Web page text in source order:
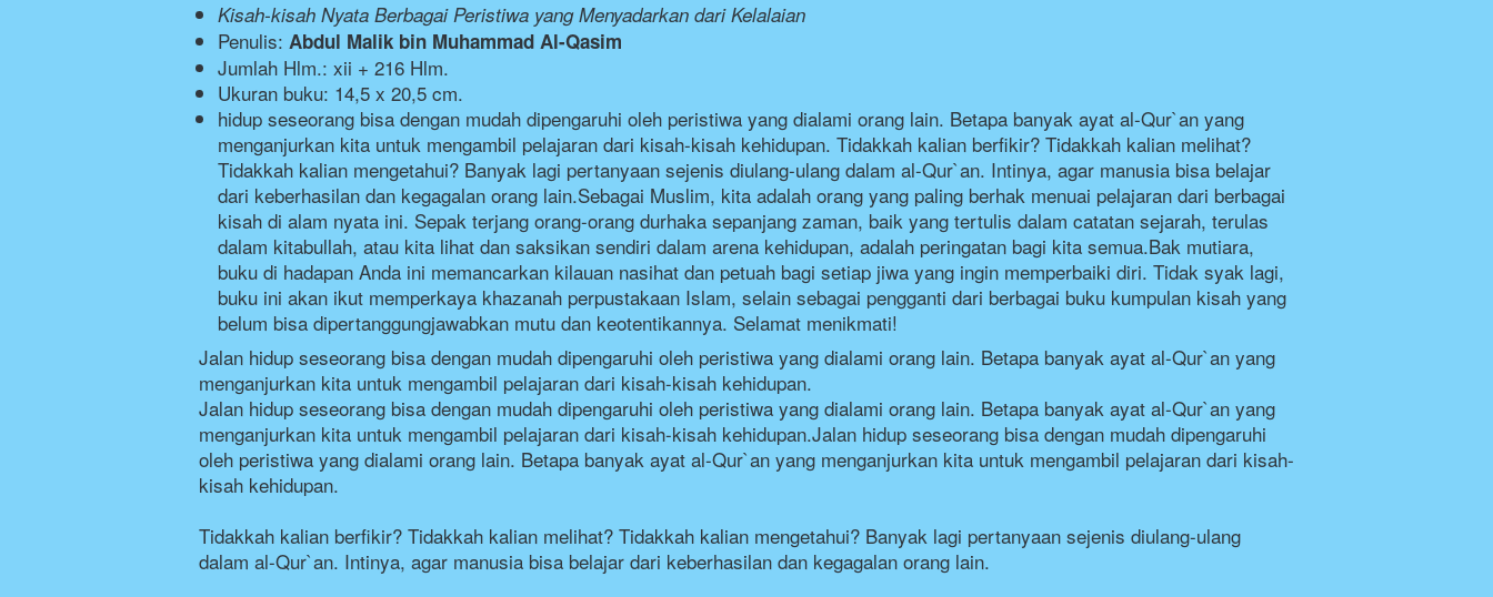
Kisah-kisah Nyata Berbagai Peristiwa yang Menyadarkan dari Kelalaian
Penulis: Abdul Malik bin Muhammad Al-Qasim
Jumlah Hlm.: xii + 216 Hlm.
Ukuran buku: 14,5 x 20,5 cm.
hidup seseorang bisa dengan mudah dipengaruhi oleh peristiwa yang dialami orang lain. Betapa banyak ayat al-Qur`an yang
menganjurkan kita untuk mengambil pelajaran dari kisah-kisah kehidupan. Tidakkah kalian berfikir? Tidakkah kalian melihat?
Tidakkah kalian mengetahui? Banyak lagi pertanyaan sejenis diulang-ulang dalam al-Qur`an. Intinya, agar manusia bisa belajar
dari keberhasilan dan kegagalan orang lain.Sebagai Muslim, kita adalah orang yang paling berhak menuai pelajaran dari berbagai
kisah di alam nyata ini. Sepak terjang orang-orang durhaka sepanjang zaman, baik yang tertulis dalam catatan sejarah, terulas
dalam kitabullah, atau kita lihat dan saksikan sendiri dalam arena kehidupan, adalah peringatan bagi kita semua.Bak mutiara,
buku di hadapan Anda ini memancarkan kilauan nasihat dan petuah bagi setiap jiwa yang ingin memperbaiki diri. Tidak syak lagi,
buku ini akan ikut memperkaya khazanah perpustakaan Islam, selain sebagai pengganti dari berbagai buku kumpulan kisah yang
belum bisa dipertanggungjawabkan mutu dan keotentikannya. Selamat menikmati!
Jalan hidup seseorang bisa dengan mudah dipengaruhi oleh peristiwa yang dialami orang lain. Betapa banyak ayat al-Qur`an yang
menganjurkan kita untuk mengambil pelajaran dari kisah-kisah kehidupan.
Jalan hidup seseorang bisa dengan mudah dipengaruhi oleh peristiwa yang dialami orang lain. Betapa banyak ayat al-Qur`an yang
menganjurkan kita untuk mengambil pelajaran dari kisah-kisah kehidupan.Jalan hidup seseorang bisa dengan mudah dipengaruhi
oleh peristiwa yang dialami orang lain. Betapa banyak ayat al-Qur`an yang menganjurkan kita untuk mengambil pelajaran dari kisah-
kisah kehidupan.
Tidakkah kalian berfikir? Tidakkah kalian melihat? Tidakkah kalian mengetahui? Banyak lagi pertanyaan sejenis diulang-ulang
dalam al-Qur`an. Intinya, agar manusia bisa belajar dari keberhasilan dan kegagalan orang lain.